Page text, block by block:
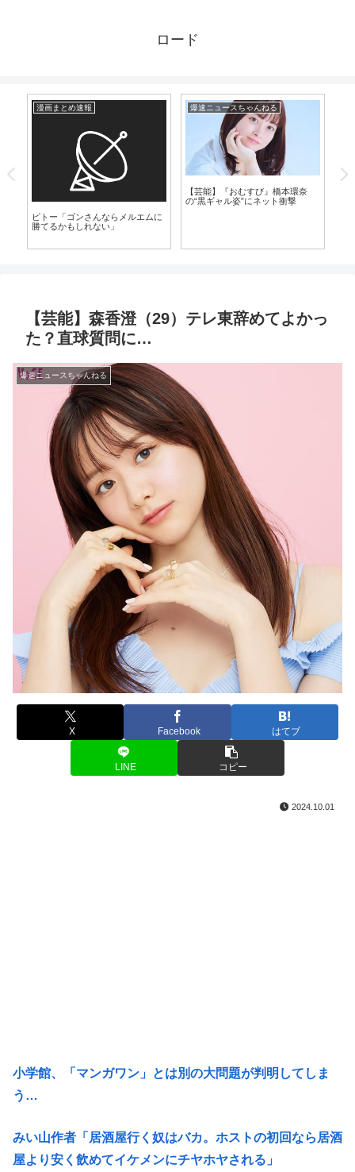
ロード
漫画まとめ速報
ピトー「ゴンさんならメルエムに
勝てるかもしれない」
爆速ニュースちゃんねる
【芸能】『おむすび』橋本環奈
の“黒ギャル姿”にネット衝撃
【芸能】森香澄（29）テレ東辞めてよかっ
た？直球質問に…
爆速ニュースちゃんねる
X Facebook はてブ
LINE コピー
2024.10.01
小学館、「マンガワン」とは別の大問題が判明してしま
う…
みい山作者「居酒屋行く奴はバカ。ホストの初回なら居酒
屋より安く飲めてイケメンにチヤホヤされる」